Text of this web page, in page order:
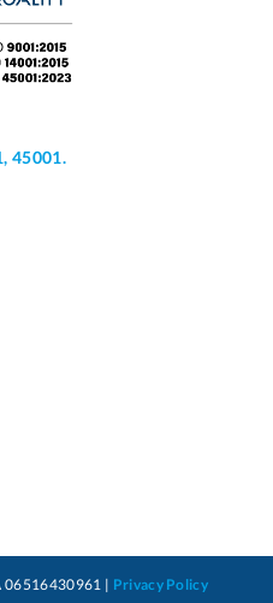
45001.
06516430961 | Privacy Policy